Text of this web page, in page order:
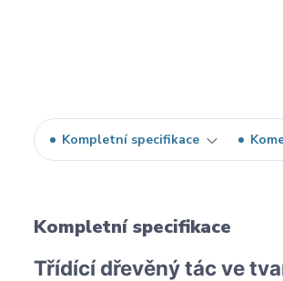
Kompletní specifikace
Kompletní specifikace
Třídící dřevěný tác ve